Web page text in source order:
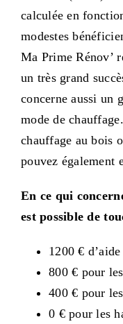
calculée en
modestes
Ma Prime Rénov’
un très grand
concerne aussi un
mode de
chauffage au bois
pouvez également
En ce qui
est possible de
1200 €
800 € pour
400 € pour
0 € pour les